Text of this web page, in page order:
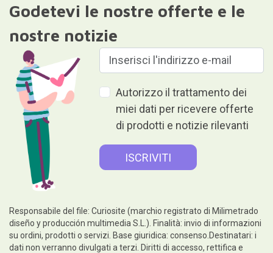
Godetevi le nostre offerte e le
nostre notizie
Autorizzo il trattamento dei
miei dati per ricevere offerte
di prodotti e notizie rilevanti
Responsabile del file: Curiosite (marchio registrato di Milimetrado
diseño y producción multimedia S.L.). Finalità: invio di informazioni
su ordini, prodotti o servizi. Base giuridica: consenso.Destinatari: i
dati non verranno divulgati a terzi. Diritti di accesso, rettifica e